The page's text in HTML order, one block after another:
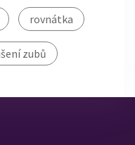
rovnátka
zubů